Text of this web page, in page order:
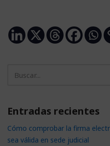
Entradas recientes
Cómo comprobar la firma
sea válida en sede judicial